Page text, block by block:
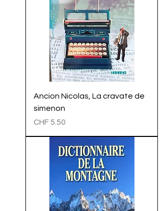
Ancion Nicolas, La cravate de
simenon
Preis
CHF 5.50